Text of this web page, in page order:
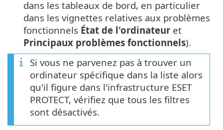
dans les tableaux de bord, en particulier
dans les vignettes relatives aux problèmes
fonctionnels État de l'ordinateur et
Principaux problèmes fonctionnels).
Si vous ne parvenez pas à trouver un
ordinateur spécifique dans la liste alors
qu'il figure dans l'infrastructure ESET
PROTECT, vérifiez que tous les filtres
sont désactivés.